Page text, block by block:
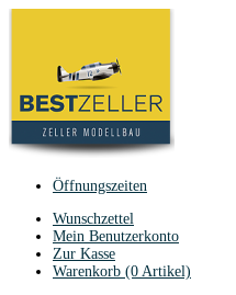
Öffnungszeiten
Wunschzettel
Mein Benutzerkonto
Zur Kasse
Warenkorb (0 Artikel)